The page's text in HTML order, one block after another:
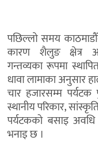
पछिल्लो समय
कारण शैलुङ क्षेत्र
गन्तव्यका रूपमा
धावा लामाका अनुसार
चार हजारसम्म
स्थानीय परिकार,
पर्यटकको बसाइ
भनाइ छ ।